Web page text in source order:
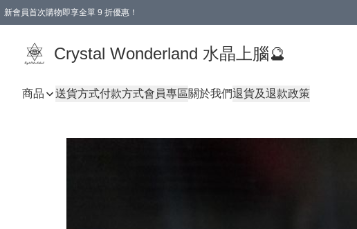
新會員首次購物即享全單 9 折優惠！
Crystal Wonderland 水晶上腦🔮
商品 送貨方式付款方式會員專區關於我們退貨及退款政策